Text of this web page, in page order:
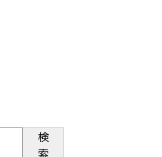
検
索